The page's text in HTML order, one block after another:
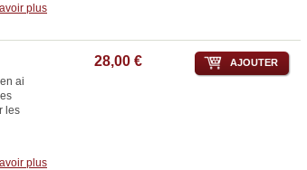
plus
ai
les
plus
28,00 € AJOUTER